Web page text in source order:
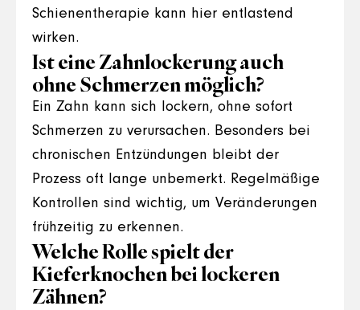
Schienentherapie kann hier entlastend
wirken.
Ist eine Zahnlockerung auch
ohne Schmerzen möglich?
Ein Zahn kann sich lockern, ohne sofort
Schmerzen zu verursachen. Besonders bei
chronischen Entzündungen bleibt der
Prozess oft lange unbemerkt. Regelmäßige
Kontrollen sind wichtig, um Veränderungen
frühzeitig zu erkennen.
Welche Rolle spielt der
Kieferknochen bei lockeren
Zähnen?